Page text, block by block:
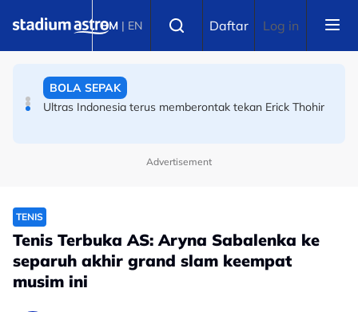
BM | EN Daftar Log in
Semalam juara di Indonesia, tak sampai 24 jam dah
BOLA SEPAK
Ultras Indonesia terus memberontak tekan Erick Thohir
Advertisement
TENIS
Tenis Terbuka AS: Aryna Sabalenka ke
separuh akhir grand slam keempat
musim ini